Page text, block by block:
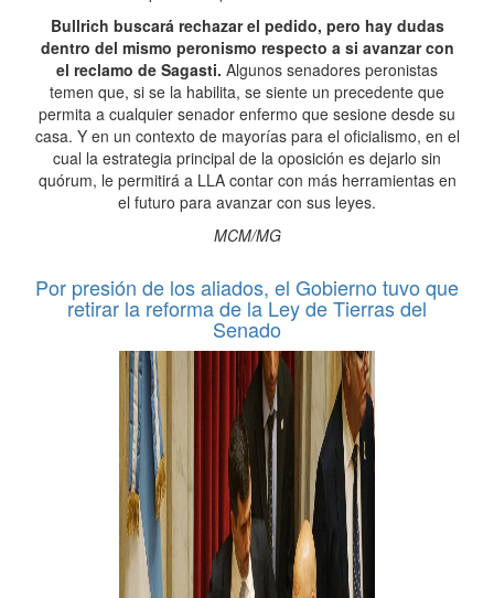
Bullrich buscará rechazar el pedido, pero hay dudas
dentro del mismo peronismo respecto a si avanzar con
el reclamo de Sagasti. Algunos senadores peronistas
temen que, si se la habilita, se siente un precedente que
permita a cualquier senador enfermo que sesione desde su
casa. Y en un contexto de mayorías para el oficialismo, en el
cual la estrategia principal de la oposición es dejarlo sin
quórum, le permitirá a LLA contar con más herramientas en
el futuro para avanzar con sus leyes.
MCM/MG
Por presión de los aliados, el Gobierno tuvo que
retirar la reforma de la Ley de Tierras del
Senado